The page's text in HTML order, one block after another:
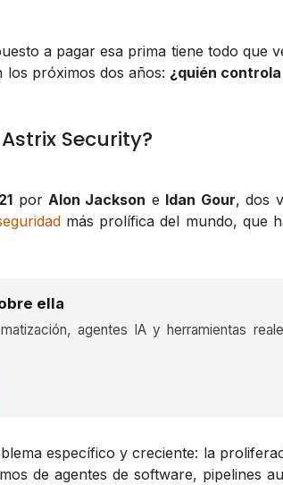
a pagar esa prima tiene todo que
los próximos dos años: ¿quién
Security?
porAlon Jackson e Idan Gour, dos
más prolífica del mundo, que
ella
agentes IA y herramientas
específico y creciente: la
de agentes de software, pipelines